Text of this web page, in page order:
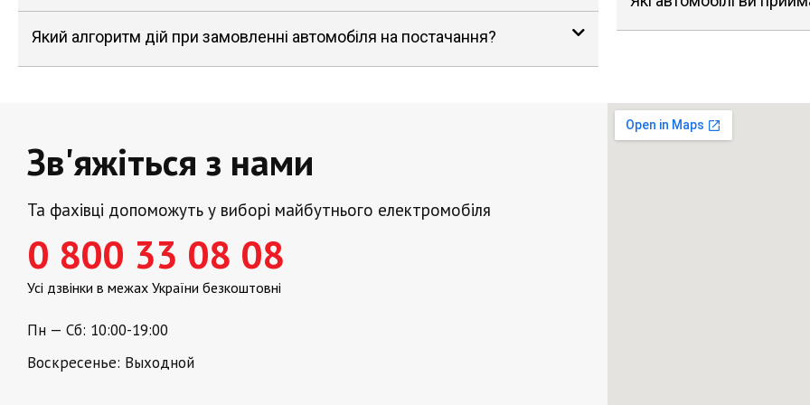
Який алгоритм дій при замовленні автомобіля на постачання?
Зв'яжіться з нами
Та фахівці допоможуть у виборі майбутнього електромобіля
0 800 33 08 08
Усі дзвінки в межах України безкоштовні
Пн — Сб: 10:00-19:00
Воскресенье: Выходной